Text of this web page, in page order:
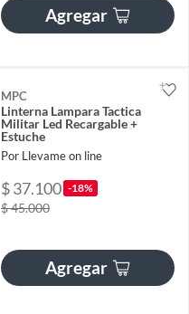
Agregar
MPC
Linterna Lampara Tactica
Militar Led Recargable +
Estuche
Por Llevame on line
$ 37.100 -18%
$ 45.000
Agregar